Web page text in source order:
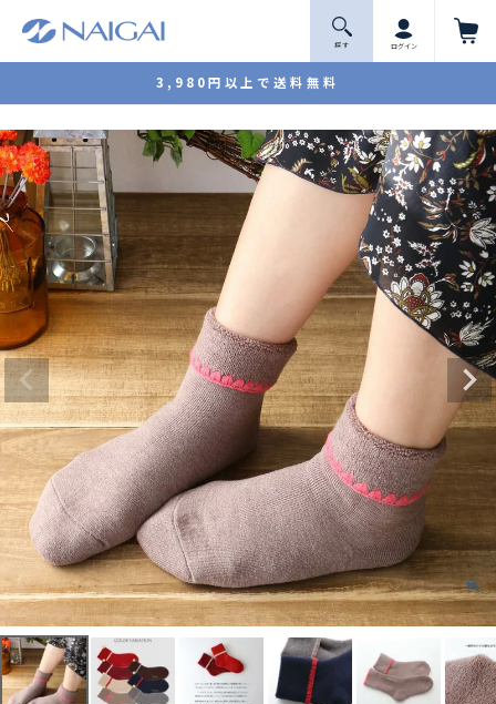
3,980円以上で送料無料
探 す ログイン